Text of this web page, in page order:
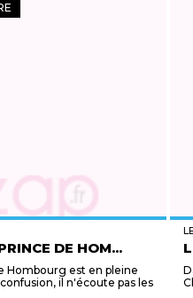
DE HOM...
Hombourg est en pleine
il n'écoute pas les